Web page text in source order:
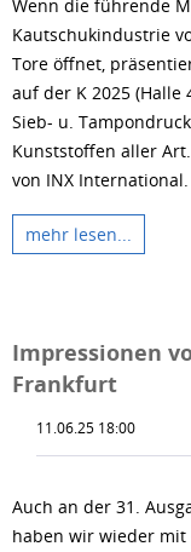
Wenn die führende
Kautschukindustrie
Tore öffnet,
auf der K 2025 (Halle
Sieb- u.
Kunststoffen aller
von INX International.
mehr lesen...
Impressionen
Frankfurt
11.06.25 18:00
Auch an der 31.
haben wir wieder mit